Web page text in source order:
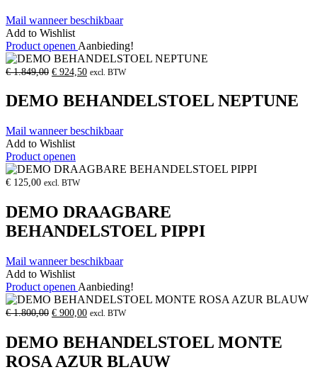
Mail wanneer beschikbaar
Add to Wishlist
Product openen Aanbieding!
€1.849,00 Oorspronkelijke
€
€ 924,50Huidige
€
excl. BTW
DEMO BEHANDELSTOEL NEPTUNE
Mail wanneer beschikbaar
Add to Wishlist
Product openen
€ 125,00 excl. BTW
DEMO DRAAGBARE
BEHANDELSTOEL PIPPI
Mail wanneer beschikbaar
Add to Wishlist
Product openen Aanbieding!
€1.800,00 Oorspronkelijke
€
1.800,00.
€ 900,00Huidige
€
900,00.
excl. BTW
DEMO BEHANDELSTOEL MONTE
ROSA AZUR BLAUW